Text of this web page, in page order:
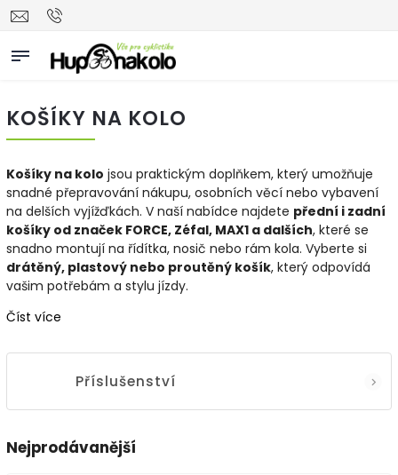
KOŠÍKY NA KOLO
Košíky na kolo jsou praktickým doplňkem, který umožňuje
snadné přepravování nákupu, osobních věcí nebo vybavení
na delších vyjížďkách. V naší nabídce najdete přední i zadní
košíky od značek FORCE, Zéfal, MAX1 a dalších, které se
snadno montují na řídítka, nosič nebo rám kola. Vyberte si
drátěný, plastový nebo proutěný košík, který odpovídá
vašim potřebám a stylu jízdy.
Číst více
Příslušenství
Nejprodávanější